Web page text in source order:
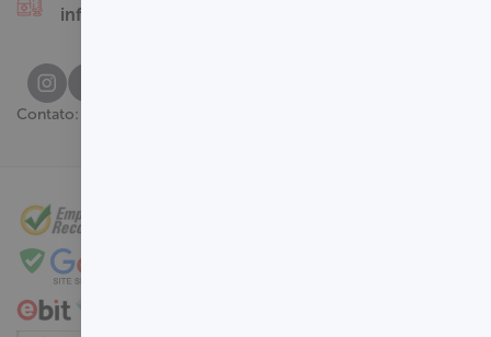
infantis
Contato: